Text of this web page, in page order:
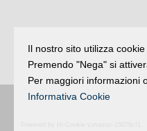
Il nostro sito utilizza
Premendo "Nega" si
Per maggiori informazioni
Informativa Cookie